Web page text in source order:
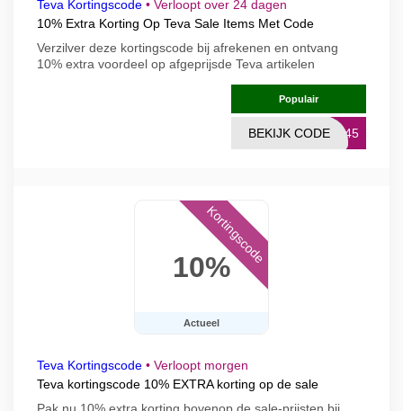
Teva Kortingscode • Verloopt over 24 dagen
10% Extra Korting Op Teva Sale Items Met Code
Verzilver deze kortingscode bij afrekenen en ontvang
10% extra voordeel op afgeprijsde Teva artikelen
Populair
4345
BEKIJK CODE
10%
Actueel
Kortingscode
Teva Kortingscode • Verloopt morgen
Teva kortingscode 10% EXTRA korting op de sale